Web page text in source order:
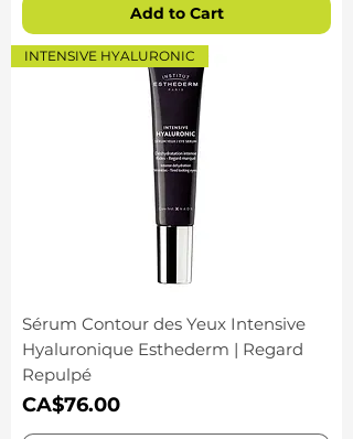
Add to Cart
INTENSIVE HYALURONIC
Sérum Contour des Yeux Intensive
Hyaluronique Esthederm | Regard
Repulpé
Price
CA$76.00